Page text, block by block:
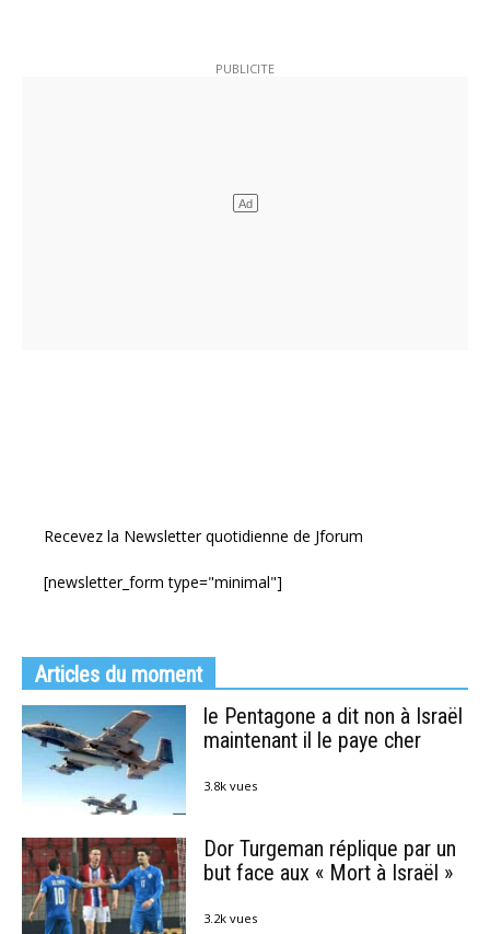
Recevez la Newsletter quotidienne de Jforum
[newsletter_form type="minimal"]
Articles du moment
le Pentagone a dit non à Israël
maintenant il le paye cher
3.8k vues
Dor Turgeman réplique par un
but face aux « Mort à Israël »
3.2k vues